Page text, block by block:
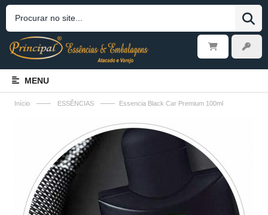
MENU
Início —— ESSÊNCIAS —— Essencia Black Car Premium 100ml